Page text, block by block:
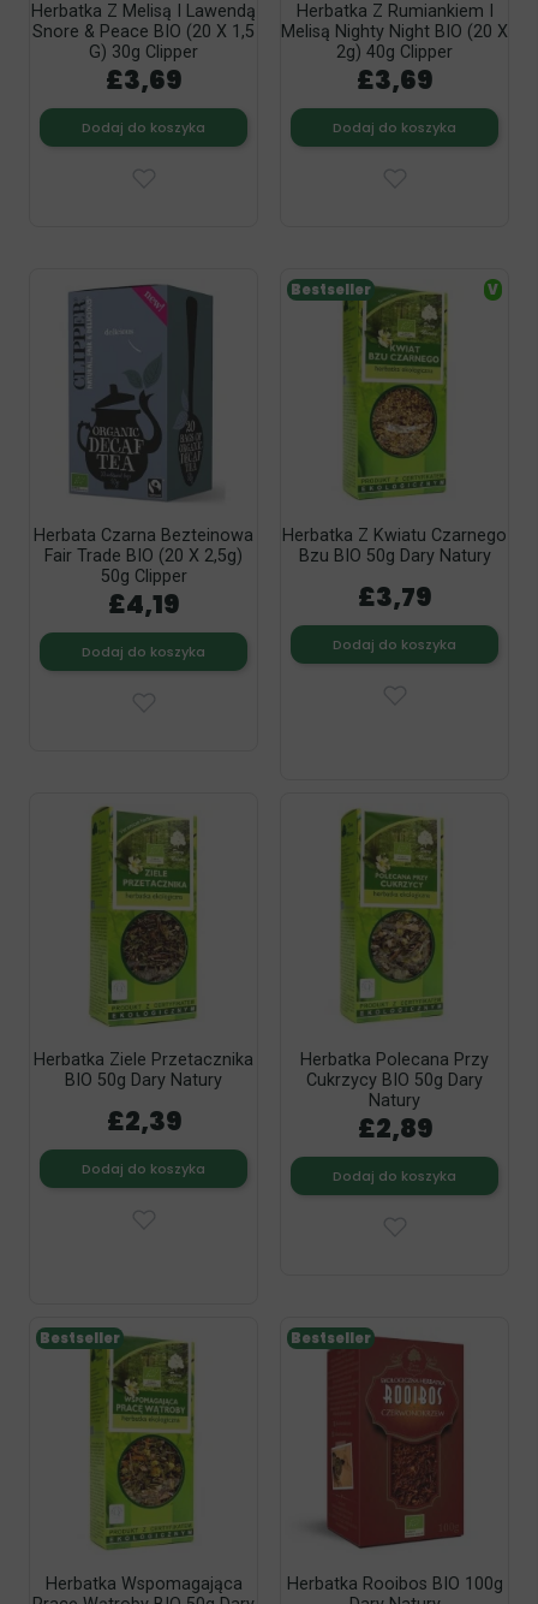
Herbatka Z Melisą I Lawendą
Snore & Peace BIO (20 X 1,5
G) 30g Clipper
£3,69
Dodaj do koszyka
Herbatka Z Rumiankiem I
Melisą Nighty Night BIO (20 X
2g) 40g Clipper
£3,69
Dodaj do koszyka
Herbata Czarna Bezteinowa
Fair Trade BIO (20 X 2,5g)
50g Clipper
£4,19
Dodaj do koszyka
Herbatka Z Kwiatu Czarnego
Bzu BIO 50g Dary Natury
£3,79
Dodaj do koszyka
Bestseller V
Herbatka Ziele Przetacznika
BIO 50g Dary Natury
£2,39
Dodaj do koszyka
Herbatka Polecana Przy
Cukrzycy BIO 50g Dary
Natury
£2,89
Dodaj do koszyka
Herbatka Wspomagająca
Bestseller
Herbatka Rooibos BIO 100g
Bestseller